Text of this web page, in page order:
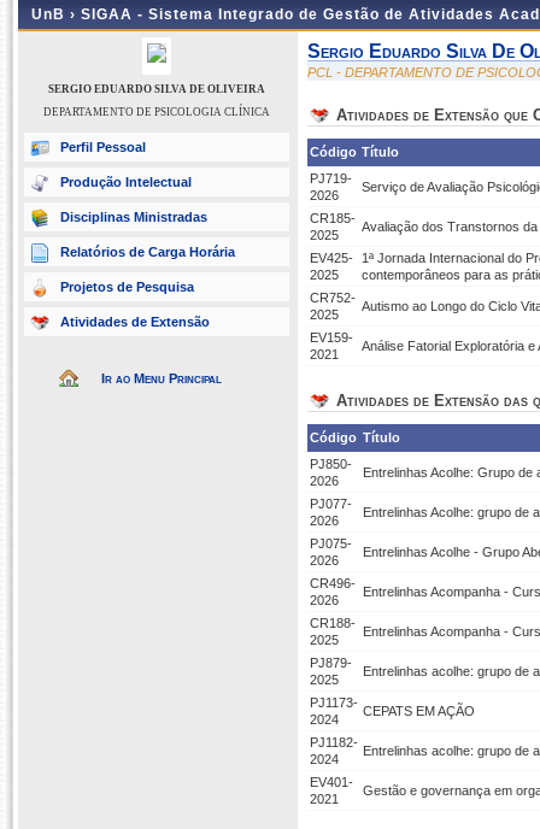
UnB › SIGAA - Sistema Integrado de Gestão de Atividades
SERGIO EDUARDO SILVA DE OLIVEIRA
DEPARTAMENTO DE PSICOLOGIA CLÍNICA
Perfil Pessoal
Produção Intelectual
Disciplinas Ministradas
Relatórios de Carga Horária
Projetos de Pesquisa
Atividades de Extensão
Ir ao Menu Principal
Sergio Eduardo Silva De
PCL - DEPARTAMENTO DE
Atividades de Extensão que
Código Título
PJ719-
2026
Serviço de Avaliação
CR185-
2025
Avaliação dos Transtornos
EV425-
2025
1ª Jornada Internacional do
contemporâneos para as
CR752-
2025
Autismo ao Longo do Ciclo
EV159-
2021
Análise Fatorial Exploratória
Atividades de Extensão das
Código Título
PJ850-
2026
Entrelinhas Acolhe: Grupo de
PJ077-
2026
Entrelinhas Acolhe: grupo de
PJ075-
2026
Entrelinhas Acolhe - Grupo
CR496-
2026
Entrelinhas Acompanha -
CR188-
2025
Entrelinhas Acompanha -
PJ879-
2025
Entrelinhas acolhe: grupo de
PJ1173-
2024
CEPATS EM AÇÃO
PJ1182-
2024
Entrelinhas acolhe: grupo de
EV401-
2021
Gestão e governança em